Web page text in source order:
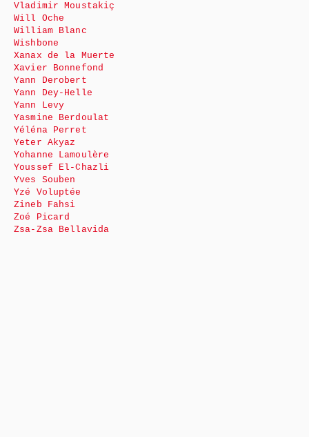
Vladimir Moustakiç
Will Oche
William Blanc
Wishbone
Xanax de la Muerte
Xavier Bonnefond
Yann Derobert
Yann Dey-Helle
Yann Levy
Yasmine Berdoulat
Yéléna Perret
Yeter Akyaz
Yohanne Lamoulère
Youssef El-Chazli
Yves Souben
Yzé Voluptée
Zineb Fahsi
Zoé Picard
Zsa-Zsa Bellavida